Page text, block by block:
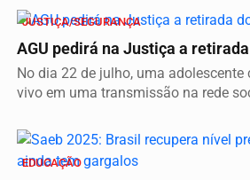
JUSTIÇA/SEGURANÇA
AGU pedirá na Justiça a
No dia 22 de julho, uma
vivo em uma transmissão na rede
EDUCAÇÃO